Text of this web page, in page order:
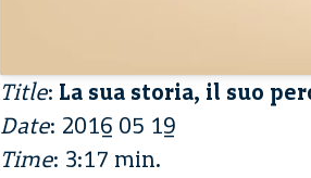
Title: La sua storia, il suo
Date: 2016 05 19
Time: 3:17 min.